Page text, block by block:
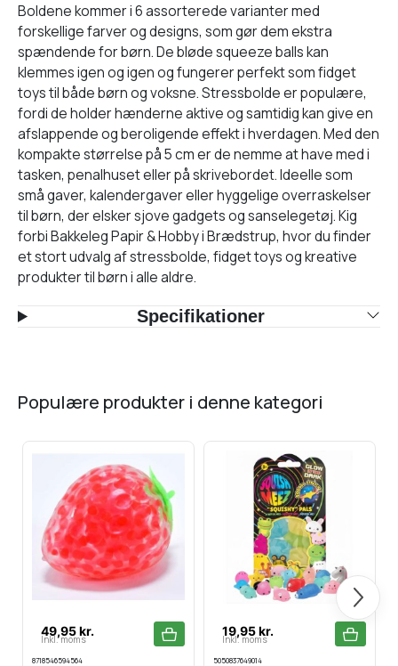
Boldene kommer i 6 assorterede varianter med
forskellige farver og designs, som gør dem ekstra
spændende for børn. De bløde squeeze balls kan
klemmes igen og igen og fungerer perfekt som fidget
toys til både børn og voksne. Stressbolde er populære,
fordi de holder hænderne aktive og samtidig kan give en
afslappende og beroligende effekt i hverdagen. Med den
kompakte størrelse på 5 cm er de nemme at have med i
tasken, penalhuset eller på skrivebordet. Ideelle som
små gaver, kalendergaver eller hyggelige overraskelser
til børn, der elsker sjove gadgets og sanselegetøj. Kig
forbi Bakkeleg Papir & Hobby i Brædstrup, hvor du finder
et stort udvalg af stressbolde, fidget toys og kreative
produkter til børn i alle aldre.
Specifikationer
populære produkter i denne kategori
Næste
49,95 kr.
Inkl. moms
8718546594564
19,95 kr.
Inkl. moms
5050837649014